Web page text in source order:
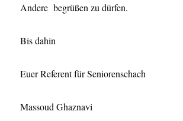
Andere begrüßen zu dürfen.
Bis dahin
Euer Referent für Seniorenschach
Massoud Ghaznavi